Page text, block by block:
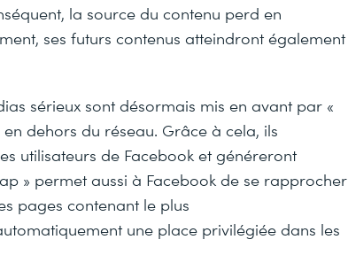
la source du contenu perd en
ses futurs contenus atteindront également
sérieux sont désormais mis en avant par «
dehors du réseau. Grâce à cela, ils
utilisateurs de Facebook et généreront
» permet aussi à Facebook de se rapprocher
pages contenant le plus
une place privilégiée dans les